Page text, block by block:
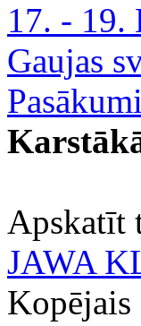
17. - 19.
Gaujas
Apskatīt
JAWA
Kopējais